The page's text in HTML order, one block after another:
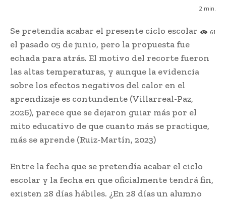
2 min.
61
Se pretendía acabar el presente ciclo escolar
el pasado 05 de junio, pero la propuesta fue
echada para atrás. El motivo del recorte fueron
las altas temperaturas, y aunque la evidencia
sobre los efectos negativos del calor en el
aprendizaje es contundente (Villarreal-Paz,
2026), parece que se dejaron guiar más por el
mito educativo de que cuanto más se practique,
más se aprende (Ruiz-Martín, 2023)
Entre la fecha que se pretendía acabar el ciclo
escolar y la fecha en que oficialmente tendrá fin,
existen 28 días hábiles. ¿En 28 días un alumno